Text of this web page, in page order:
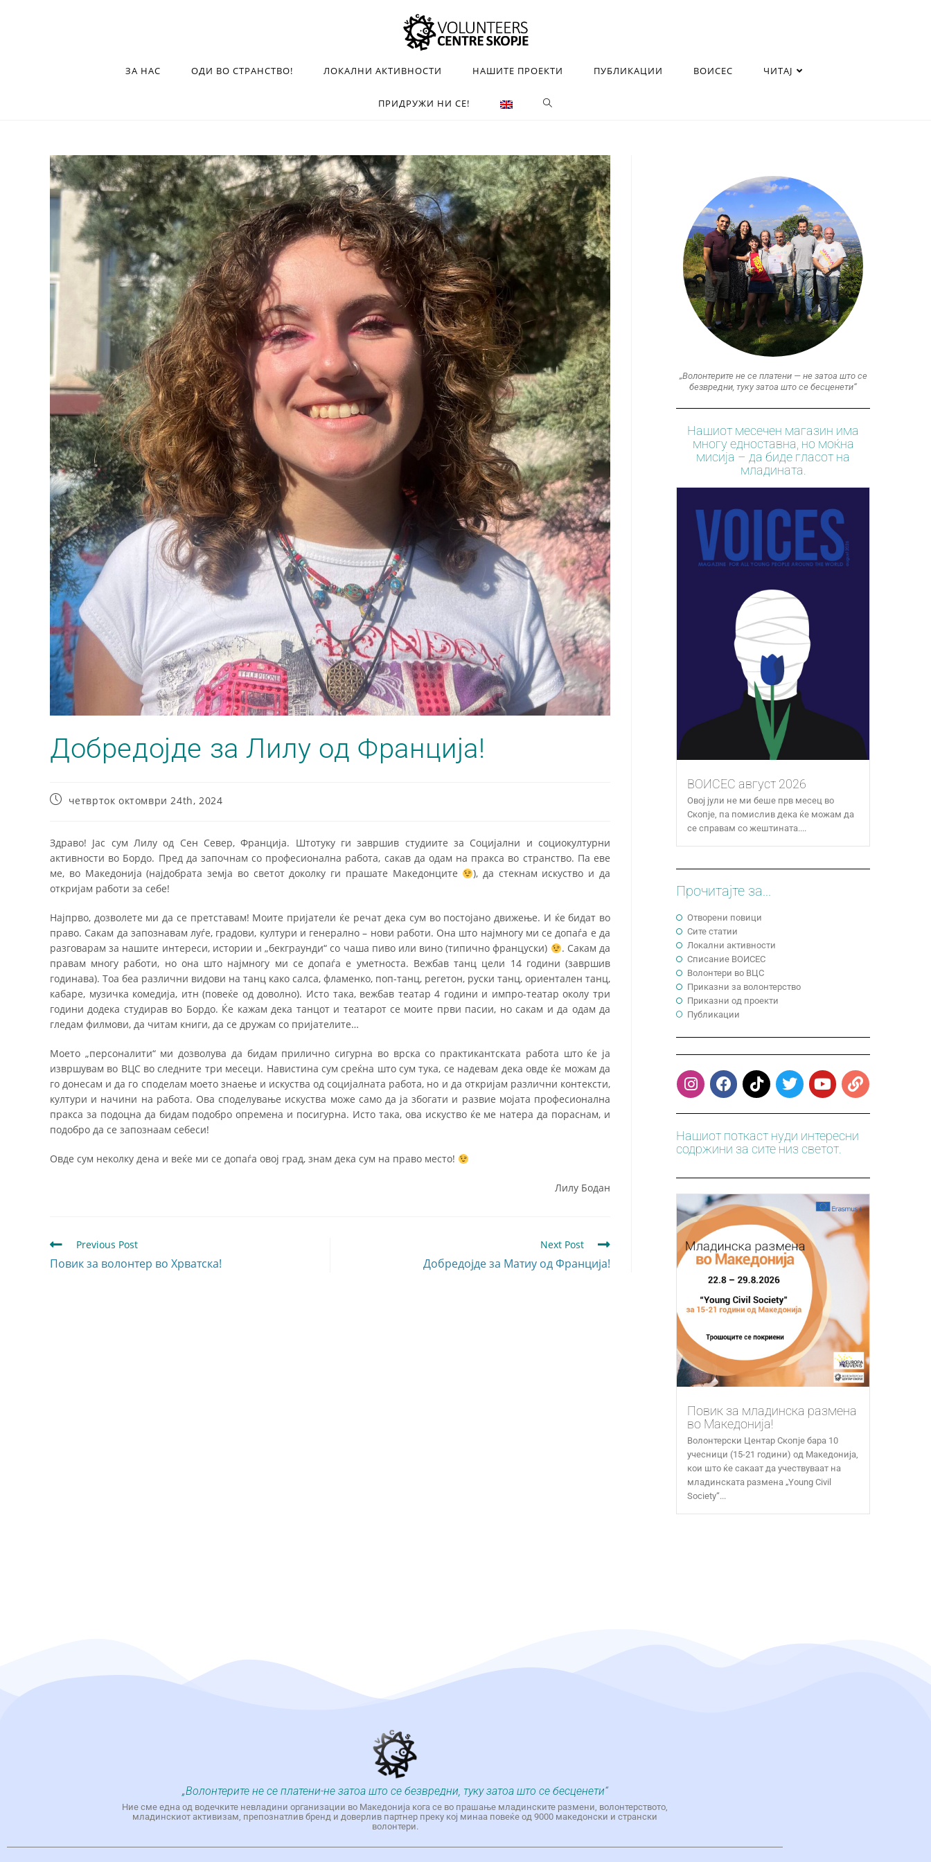
ЗА НАС ОДИ ВО СТРАНСТВО! ЛОКАЛНИ АКТИВНОСТИ НАШИТЕ ПРОЕКТИ ПУБЛИКАЦИИ ВОИСЕС ЧИТАЈ
ПРИДРУЖИ НИ СЕ!
Добредојде за Лилу од Франција!
четврток октомври 24th, 2024
Здраво! Јас сум Лилу од Сен Север, Франција. Штотуку ги завршив студиите за Социјални и социокултурни
активности во Бордо. Пред да започнам со професионална работа, сакав да одам на пракса во странство. Па еве
ме, во Македонија (најдобрата земја во светот доколку ги прашате Македонците
), да стекнам искуство и да
откријам работи за себе!
Најпрво, дозволете ми да се претставам! Моите пријатели ќе речат дека сум во постојано движење. И ќе бидат во
право. Сакам да запознавам луѓе, градови, култури и генерално – нови работи. Она што најмногу ми се допаѓа е да
разговарам за нашите интереси, истории и „бекграунди“ со чаша пиво или вино (типично француски)
. Сакам да
правам многу работи, но она што најмногу ми се допаѓа е уметноста. Вежбав танц цели 14 години (завршив
годинава). Тоа беа различни видови на танц како салса, фламенко, поп-танц, регетон, руски танц, ориентален танц,
кабаре, музичка комедија, итн (повеќе од доволно). Исто така, вежбав театар 4 години и импро-театар околу три
години додека студирав во Бордо. Ќе кажам дека танцот и театарот се моите први пасии, но сакам и да одам да
гледам филмови, да читам книги, да се дружам со пријателите…
Моето „персоналити“ ми дозволува да бидам прилично сигурна во врска со практикантската работа што ќе ја
извршувам во ВЦС во следните три месеци. Навистина сум среќна што сум тука, се надевам дека овде ќе можам да
го донесам и да го споделам моето знаење и искуства од социјалната работа, но и да откријам различни контексти,
култури и начини на работа. Ова споделување искуства може само да ја збогати и развие мојата професионална
пракса за подоцна да бидам подобро опремена и посигурна. Исто така, ова искуство ќе ме натера да пораснам, и
подобро да се запознаам себеси!
Овде сум неколку дена и веќе ми се допаѓа овој град, знам дека сум на право место!
Лилу Бoдан
Previous Post
Повик за волонтер во Хрватска!
Next Post
Добредојде за Матиу од Франција!
„Волонтерите не се платени — не затоа што се
безвредни, туку затоа што се бесценети“
Нашиот месечен магазин има
многу едноставна, но моќна
мисија – да биде гласот на
младината.
ВОИСЕС август 2026
Овој јули не ми беше прв месец во
Скопје, па помислив дека ќе можам да
се справам со жештината....
Прочитајте за...
Отворени повици
Сите статии
Локални активности
Cписание ВОИСЕС
Волонтери во ВЦС
Приказни за волонтерство
Приказни од проекти
Публикации
Нашиот поткаст нуди интересни
содржини за сите низ светот.
Повик за младинска размена
во Македонија!
Волонтерски Центар Скопје бара 10
учесници (15-21 години) од Македонија,
кои што ќе сакаат да учествуваат на
младинската размена „Young Civil
Society“...
„Волонтерите не се платени-не затоа што се безвредни, туку затоа што се бесценети“
Ние сме една од водечките невладини организации во Македонија кога се во прашање младинските размени, волонтерството,
младинскиот активизам, препознатлив бренд и доверлив партнер преку кој минаа повеќе од 9000 македонски и странски
волонтери.